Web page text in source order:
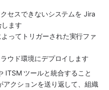
セスできないシステムを Jira
ます
ってトリガーされた実行ファ
ウド環境にデプロイします
ITSM ツールと統合すること
クションを送り返して、組織